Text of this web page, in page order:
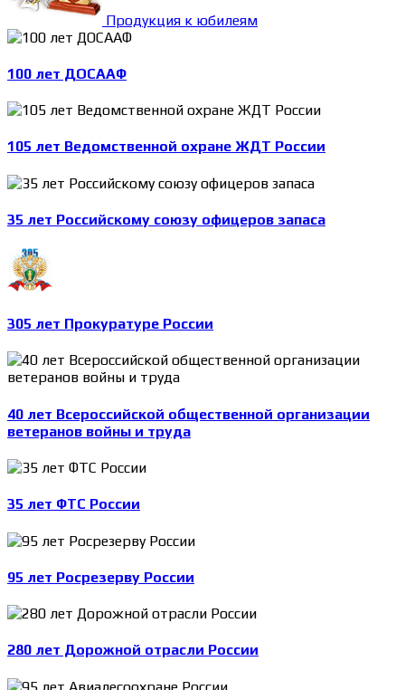
Продукция к юбилеям
100 лет ДОСААФ
105 лет Ведомственной охране ЖДТ России
35 лет Российскому союзу офицеров запаса
305 лет Прокуратуре России
40 лет Всероссийской общественной организации
ветеранов войны и труда
35 лет ФТС России
95 лет Росрезерву России
280 лет Дорожной отрасли России